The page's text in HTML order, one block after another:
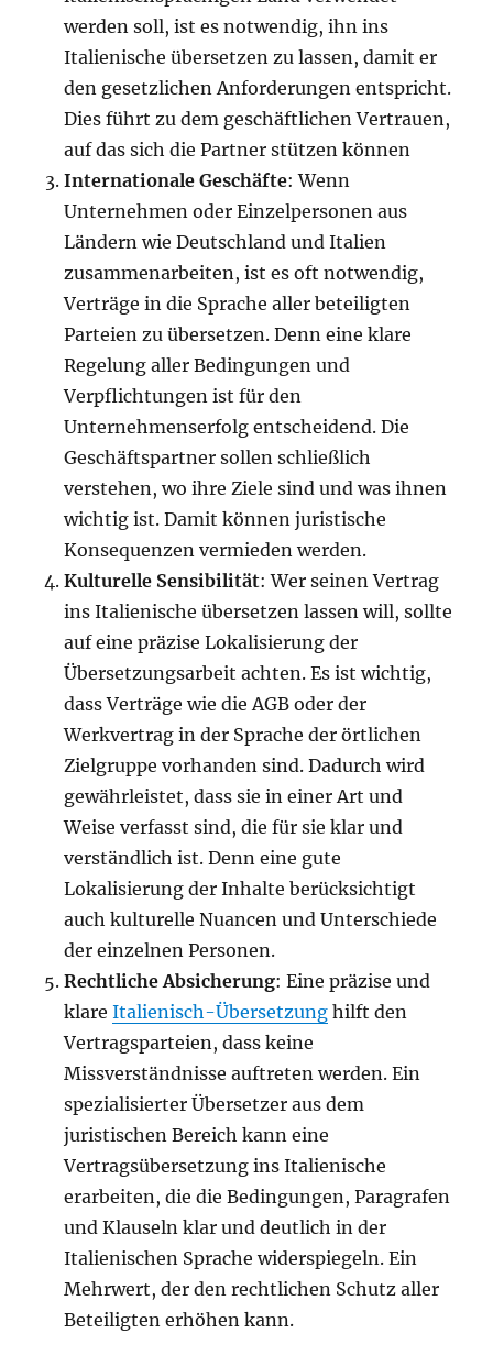
werden soll, ist es notwendig, ihn ins
Italienische übersetzen zu lassen, damit er
den gesetzlichen Anforderungen entspricht.
Dies führt zu dem geschäftlichen Vertrauen,
auf das sich die Partner stützen können
Internationale Geschäfte: Wenn
Unternehmen oder Einzelpersonen aus
Ländern wie Deutschland und Italien
zusammenarbeiten, ist es oft notwendig,
Verträge in die Sprache aller beteiligten
Parteien zu übersetzen. Denn eine klare
Regelung aller Bedingungen und
Verpflichtungen ist für den
Unternehmenserfolg entscheidend. Die
Geschäftspartner sollen schließlich
verstehen, wo ihre Ziele sind und was ihnen
wichtig ist. Damit können juristische
Konsequenzen vermieden werden.
Kulturelle Sensibilität: Wer seinen Vertrag
ins Italienische übersetzen lassen will, sollte
auf eine präzise Lokalisierung der
Übersetzungsarbeit achten. Es ist wichtig,
dass Verträge wie die AGB oder der
Werkvertrag in der Sprache der örtlichen
Zielgruppe vorhanden sind. Dadurch wird
gewährleistet, dass sie in einer Art und
Weise verfasst sind, die für sie klar und
verständlich ist. Denn eine gute
Lokalisierung der Inhalte berücksichtigt
auch kulturelle Nuancen und Unterschiede
der einzelnen Personen.
Rechtliche Absicherung: Eine präzise und
klareItalienisch-Übersetzung hilft den
Vertragsparteien, dass keine
Missverständnisse auftreten werden. Ein
spezialisierter Übersetzer aus dem
juristischen Bereich kann eine
Vertragsübersetzung ins Italienische
erarbeiten, die die Bedingungen, Paragrafen
und Klauseln klar und deutlich in der
Italienischen Sprache widerspiegeln. Ein
Mehrwert, der den rechtlichen Schutz aller
Beteiligten erhöhen kann.